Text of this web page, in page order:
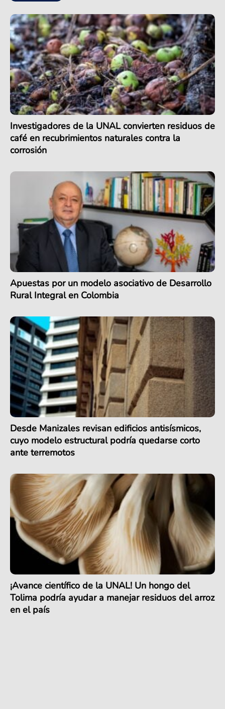
Investigadores de la UNAL convierten residuos de
café en recubrimientos naturales contra la
corrosión
Apuestas por un modelo asociativo de Desarrollo
Rural Integral en Colombia
Desde Manizales revisan edificios antisísmicos,
cuyo modelo estructural podría quedarse corto
ante terremotos
¡Avance científico de la UNAL! Un hongo del
Tolima podría ayudar a manejar residuos del arroz
en el país